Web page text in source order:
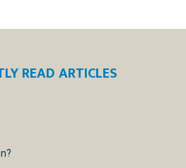
READ ARTICLES